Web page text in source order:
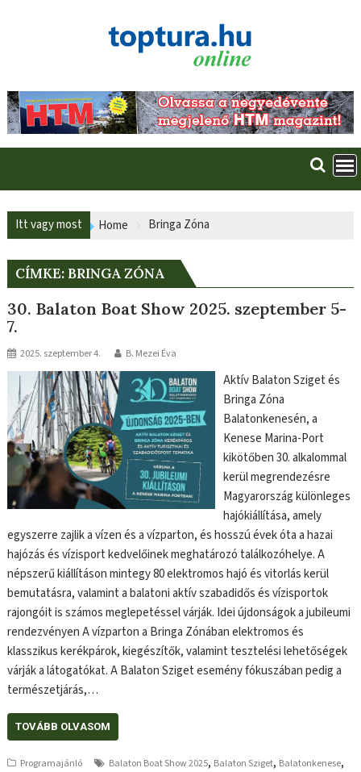
Itt vagy most Home Bringa Zóna
CÍMKE: BRINGA ZÓNA
30. Balaton Boat Show 2025. szeptember 5-
7.
2025. szeptember 4. B. Mezei Éva
Aktív Balaton Sziget és
Bringa Zóna
Balatonkenesén, a
Kenese Marina-Port
kikötőben 30. alkalommal
kerül megrendezésre
Magyarország különleges
hajókiállítása, amely
egyszerre zajlik a vízen és a vízparton, és hosszú évek óta a hazai
hajózás és vízisport kedvelőinek meghatározó találkozóhelye. A
népszerű kiállításon mintegy 80 elektromos hajó és vitorlás kerül
bemutatásra, valamint a balatoni aktív szabadidős és vízisportok
rajongóit is számos meglepetéssel várják. Idei újdonságok a jubileumi
rendezvényen A vízparton a Bringa Zónában elektromos és
klasszikus kerékpárok, kiegészítők, valamint tesztelési lehetőségek
várják a látogatókat. A Balaton Sziget esemény fókuszában pedig a
természetjárás,…
TOVÁBB OLVASOM
Programajánló Balaton Boat Show 2025, Balaton Sziget, Balatonkenese,